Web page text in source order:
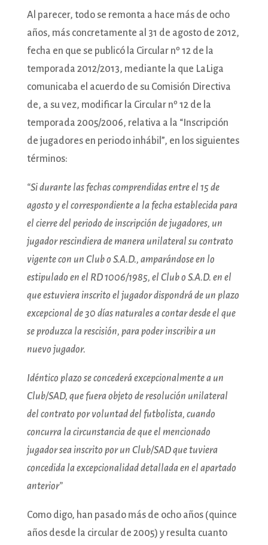
Al parecer, todo se remonta a hace más de ocho
años, más concretamente al 31 de agosto de 2012,
fecha en que se publicó la Circular nº 12 de la
temporada 2012/2013, mediante la que LaLiga
comunicaba el acuerdo de su Comisión Directiva
de, a su vez, modificar la Circular nº 12 de la
temporada 2005/2006, relativa a la “Inscripción
de jugadores en periodo inhábil”, en los siguientes
términos:
“Si durante las fechas comprendidas entre el 15 de
agosto y el correspondiente a la fecha establecida para
el cierre del periodo de inscripción de jugadores, un
jugador rescindiera de manera unilateral su contrato
vigente con un Club o S.A.D., amparándose en lo
estipulado en el RD 1006/1985, el Club o S.A.D. en el
que estuviera inscrito el jugador dispondrá de un plazo
excepcional de 30 días naturales a contar desde el que
se produzca la rescisión, para poder inscribir a un
nuevo jugador.
Idéntico plazo se concederá excepcionalmente a un
Club/SAD, que fuera objeto de resolución unilateral
del contrato por voluntad del futbolista, cuando
concurra la circunstancia de que el mencionado
jugador sea inscrito por un Club/SAD que tuviera
concedida la excepcionalidad detallada en el apartado
anterior”
Como digo, han pasado más de ocho años (quince
años desde la circular de 2005) y resulta cuanto